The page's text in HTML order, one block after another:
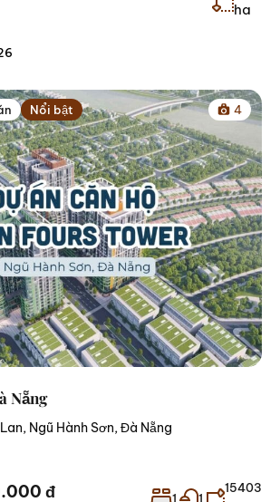
ha
Nổi bật 4
Nẵng
Ngũ Hành Sơn, Đà Nẵng
đ 1 1
15403